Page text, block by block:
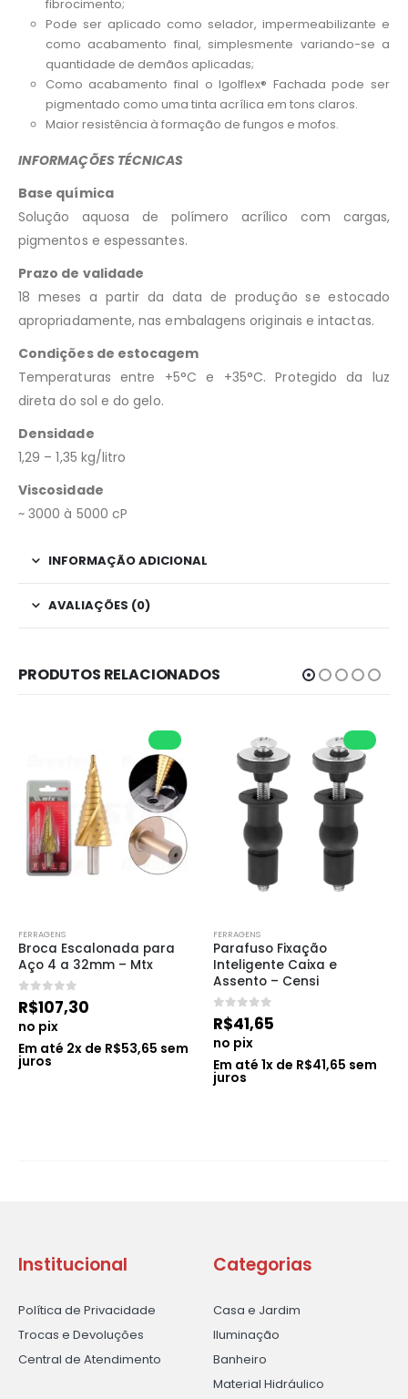
fibrocimento;
Pode ser aplicado como selador, impermeabilizante e
como acabamento final, simplesmente variando-se a
quantidade de demãos aplicadas;
Como acabamento final o Igolflex® Fachada pode ser
pigmentado como uma tinta acrílica em tons claros.
Maior resistência à formação de fungos e mofos.
INFORMAÇÕES TÉCNICAS
Base química
Solução aquosa de polímero acrílico com cargas,
pigmentos e espessantes.
Prazo de validade
18 meses a partir da data de produção se estocado
apropriadamente, nas embalagens originais e intactas.
Condições de estocagem
Temperaturas entre +5°C e +35°C. Protegido da luz
direta do sol e do gelo.
Densidade
1,29 – 1,35 kg/litro
Viscosidade
~ 3000 à 5000 cP
INFORMAÇÃO ADICIONAL
AVALIAÇÕES (0)
PRODUTOS RELACIONADOS
FERRAGENS
Broca Escalonada para
Aço 4 a 32mm – Mtx
0 de 5
R$107,30
no pix
Em até 2x de R$53,65 sem
juros
FERRAGENS
Parafuso Fixação
Inteligente Caixa e
Assento – Censi
0 de 5
R$41,65
no pix
Em até 1x de R$41,65 sem
juros
Institucional
Política de Privacidade
Trocas e Devoluções
Central de Atendimento
Categorias
Casa e Jardim
Iluminação
Banheiro
Material Hidráulico